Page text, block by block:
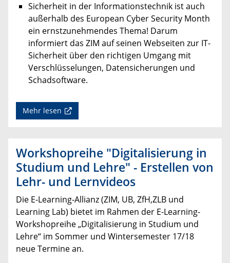
Sicherheit in der Informationstechnik ist auch
außerhalb des European Cyber Security Month
ein ernstzunehmendes Thema! Darum
informiert das ZIM auf seinen Webseiten zur IT-
Sicherheit über den richtigen Umgang mit
Verschlüsselungen, Datensicherungen und
Schadsoftware.
Mehr lesen
Workshopreihe "Digitalisierung in
Studium und Lehre" - Erstellen von
Lehr- und Lernvideos
Die E-Learning-Allianz (ZIM, UB, ZfH,ZLB und
Learning Lab) bietet im Rahmen der E-Learning-
Workshopreihe „Digitalisierung in Studium und
Lehre“ im Sommer und Wintersemester 17/18
neue Termine an.